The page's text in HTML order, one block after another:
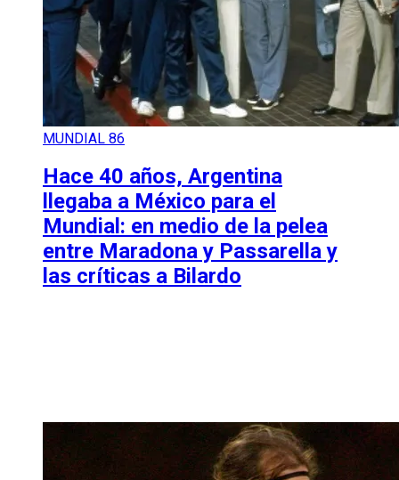
MUNDIAL 86
Hace 40 años, Argentina
llegaba a México para el
Mundial: en medio de la pelea
entre Maradona y Passarella y
las críticas a Bilardo